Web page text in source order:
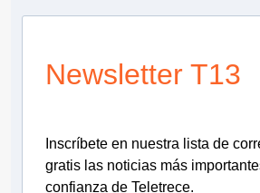
Newsletter T13
Inscríbete en nuestra lista de
gratis las noticias más
confianza de Teletrece.